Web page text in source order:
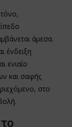
άμεσα.
ένδειξη
ενιαίο
και σαφής
στο